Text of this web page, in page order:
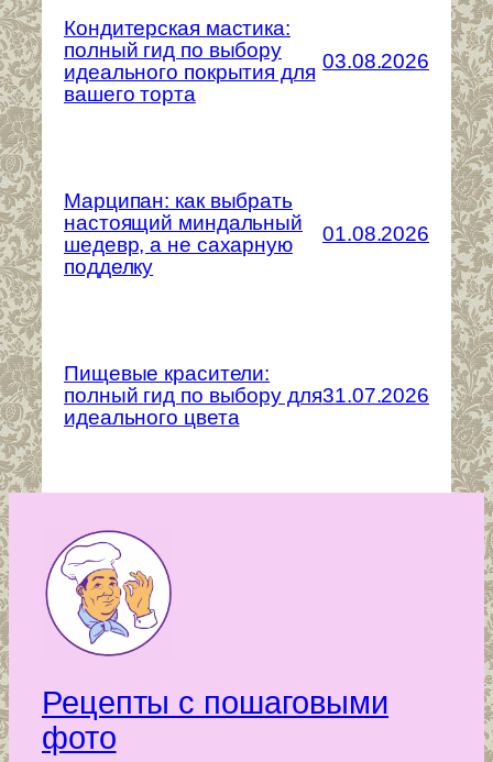
Кондитерская мастика:
полный гид по выбору
идеального покрытия для
вашего торта
03.08.2026
Марципан: как выбрать
настоящий миндальный
шедевр, а не сахарную
подделку
01.08.2026
Пищевые красители:
полный гид по выбору для
идеального цвета
31.07.2026
Рецепты с пошаговыми
фото